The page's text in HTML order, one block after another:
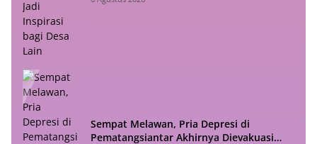
Sempat Melawan, Pria Depresi di
Pematangsiantar Akhirnya Dievakuasi